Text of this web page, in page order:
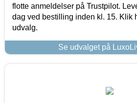
flotte anmeldelser på Trustpilot.
dag ved bestilling inden kl. 15. Klik
udvalg.
Se udvalget på